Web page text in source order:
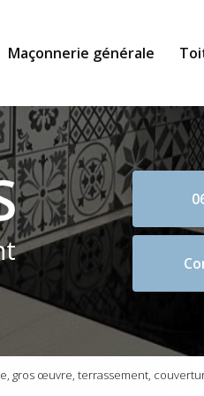
Maçonnerie générale
gros œuvre, terrassement,